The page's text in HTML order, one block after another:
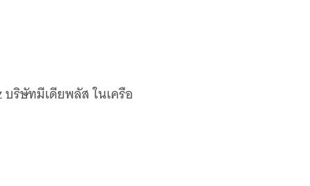
บริษัทมีเดียพลัส ในเครือ